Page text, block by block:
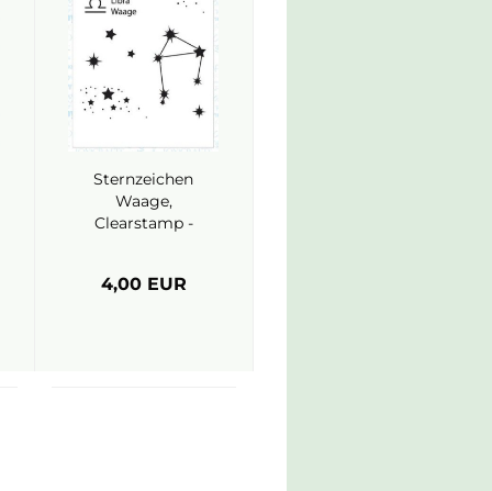
Sternzeichen
Waage,
Clearstamp -
4,00 EUR